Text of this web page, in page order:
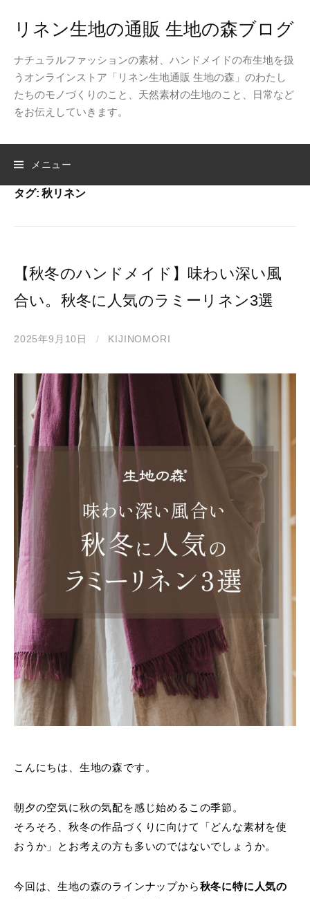
キ
プ
リネン生地の通販 生地の森ブログ
ナチュラルファッションの素材、ハンドメイドの布生地を扱
うオンラインストア「リネン生地通販 生地の森」のわたし
たちのモノづくりのこと、天然素材の生地のこと、日常など
をお伝えしていきます。
メニュー
タグ:秋リネン
【秋冬のハンドメイド】味わい深い風
合い。秋冬に人気のラミーリネン3選
2025年9月10日 / KIJINOMORI
こんにちは、生地の森です。
朝夕の空気に秋の気配を感じ始めるこの季節。
そろそろ、秋冬の作品づくりに向けて「どんな素材を使
おうか」とお考えの方も多いのではないでしょうか。
今回は、生地の森のラインナップから秋冬に特に人気の